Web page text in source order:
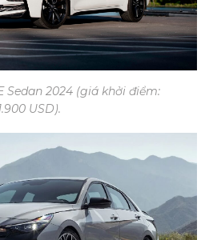
Sedan 2024 (giá khởi điểm:
USD).